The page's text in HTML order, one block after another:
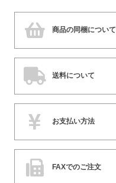
商品の同梱について
送料について
お支払い方法
FAXでのご注文